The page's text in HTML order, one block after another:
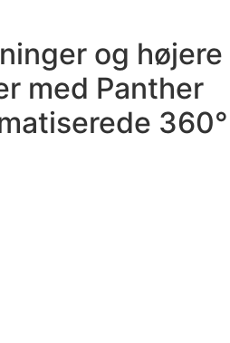
og højere
med Panther
360°